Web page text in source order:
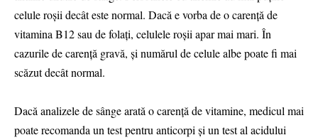
celule roșii decât este normal. Dacă e vorba de o carență de
vitamina B12 sau de folați, celulele roșii apar mai mari. În
cazurile de carență gravă, și numărul de celule albe poate fi mai
scăzut decât normal.
Dacă analizele de sânge arată o carență de vitamine, medicul mai
poate recomanda un test pentru anticorpi și un test al acidului